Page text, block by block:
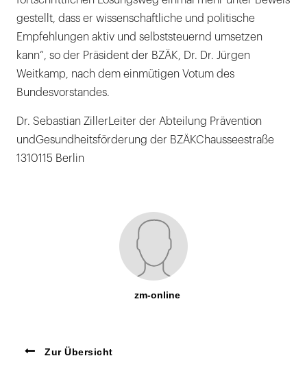
gestellt, dass er wissenschaftliche und politische
Empfehlungen aktiv und selbststeuernd umsetzen
kann“, so der Präsident der BZÄK, Dr. Dr. Jürgen
Weitkamp, nach dem einmütigen Votum des
Bundesvorstandes.
Dr. Sebastian ZillerLeiter der Abteilung Prävention
undGesundheitsförderung der BZÄKChausseestraße
1310115 Berlin
zm-online
Zur Übersicht